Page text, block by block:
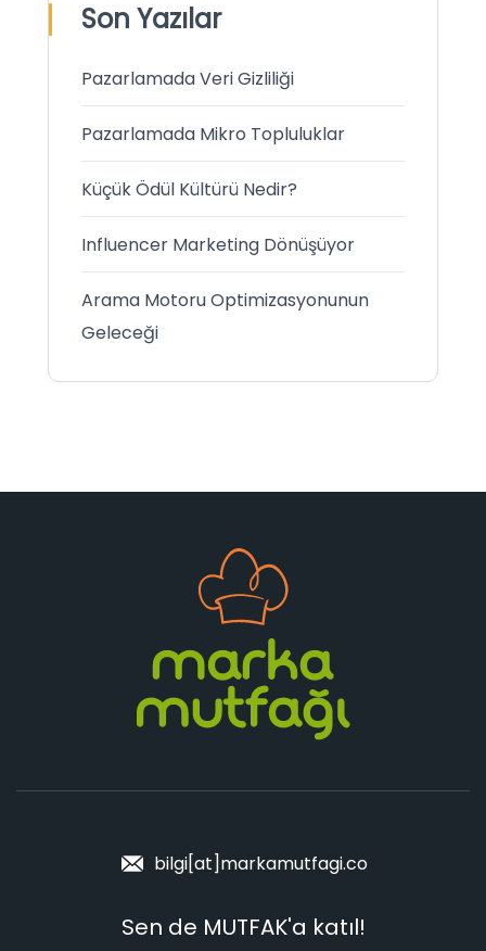
Son Yazılar
Pazarlamada Veri Gizliliği
Pazarlamada Mikro Topluluklar
Küçük Ödül Kültürü Nedir?
Influencer Marketing Dönüşüyor
Arama Motoru Optimizasyonunun
Geleceği
bilgi[at]markamutfagi.co
Sen de MUTFAK'a katıl!